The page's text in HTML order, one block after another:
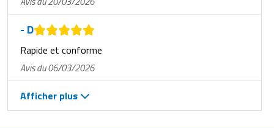
- D
Rapide et conforme
Avis du 06/03/2026
Afficher plus